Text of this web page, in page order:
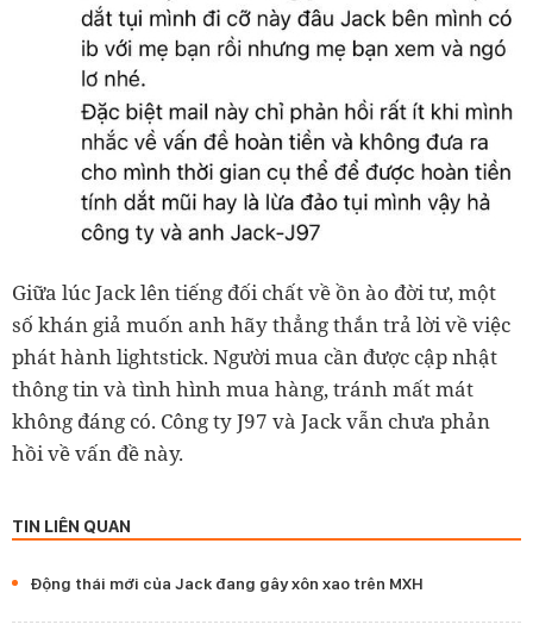
Giữa lúc Jack lên tiếng đối chất về ồn ào đời tư, một
số khán giả muốn anh hãy thẳng thắn trả lời về việc
phát hành lightstick. Người mua cần được cập nhật
thông tin và tình hình mua hàng, tránh mất mát
không đáng có. Công ty J97 và Jack vẫn chưa phản
hồi về vấn đề này.
TIN LIÊN QUAN
Động thái mới của Jack đang gây xôn xao trên MXH